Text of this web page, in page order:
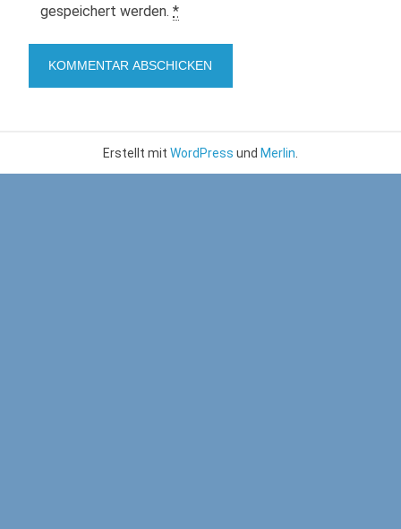
gespeichert werden. *
Erstellt mit WordPress und Merlin